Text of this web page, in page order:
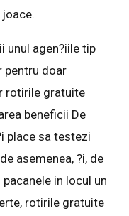
unul agen?iile tip
pentru doar
rotirile gratuite
beneficii De
place sa testezi
asemenea, ?i, de
in locul un
rotirile gratuite